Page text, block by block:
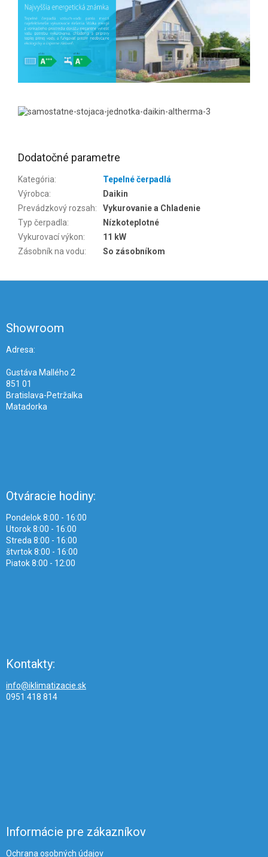
Dodatočné parametre
Kategória:
Tepelné čerpadlá
Výrobca:
Daikin
Prevádzkový rozsah:
Vykurovanie a Chladenie
Typ čerpadla:
Nízkoteplotné
Vykurovací výkon:
11 kW
Zásobník na vodu: So zásobníkom
Showroom
Adresa:
Gustáva Mallého 2
851 01
Bratislava-Petržalka
Matadorka
Otváracie hodiny:
Pondelok 8:00 - 16:00
Utorok 8:00 - 16:00
Streda 8:00 - 16:00
štvrtok 8:00 - 16:00
Piatok 8:00 - 12:00
Kontakty:
info@iklimatizacie.sk
0951 418 814
Informácie pre zákazníkov
Ochrana osobných údajov